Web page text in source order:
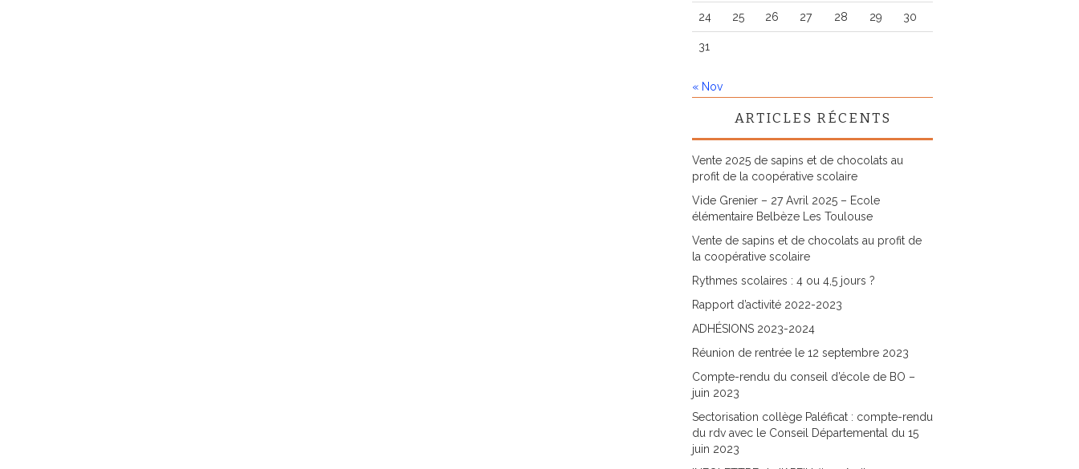
24 25 26 27 28 29 30
31
« Nov
ARTICLES RÉCENTS
Vente 2025 de sapins et de chocolats au
profit de la coopérative scolaire
Vide Grenier – 27 Avril 2025 – Ecole
élémentaire Belbèze Les Toulouse
Vente de sapins et de chocolats au profit de
la coopérative scolaire
Rythmes scolaires : 4 ou 4,5 jours ?
Rapport d’activité 2022-2023
ADHÉSIONS 2023-2024
Réunion de rentrée le 12 septembre 2023
Compte-rendu du conseil d’école de BO –
juin 2023
Sectorisation collège Paléficat : compte-rendu
du rdv avec le Conseil Départemental du 15
juin 2023